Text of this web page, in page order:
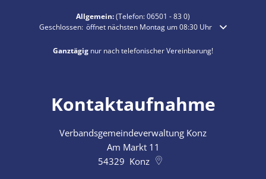
Allgemein:(Telefon:06501 - 83 0)
Klicken, um weitere Öffnungs- oder Schließzeiten auszublenden
Geschlossen: öffnet nächsten Montag um 08:30 Uhr
Ganztägig nur nach telefonischer Vereinbarung!
Kontaktaufnahme
Verbandsgemeindeverwaltung Konz
Am Markt 11
54329 Konz